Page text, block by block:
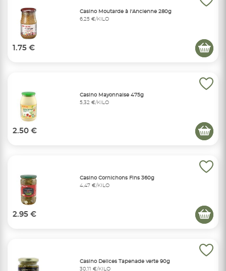
Casino Moutarde à l'Ancienne 280g
6,25 €/KILO
1.75 €
Casino Mayonnaise 475g
5,32 €/KILO
2.50 €
Casino Cornichons Fins 360g
4,47 €/KILO
2.95 €
Casino Delices Tapenade verte 90g
30,11 €/KILO